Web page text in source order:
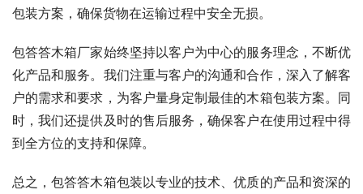
包装方案，确保货物在运输过程中安全无损。
包答答木箱厂家始终坚持以客户为中心的服务理念，不断优
化产品和服务。我们注重与客户的沟通和合作，深入了解客
户的需求和要求，为客户量身定制最佳的木箱包装方案。同
时，我们还提供及时的售后服务，确保客户在使用过程中得
到全方位的支持和保障。
总之，包答答木箱包装以专业的技术、优质的产品和资深的